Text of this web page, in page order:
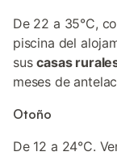
De 22 a 35°C,
piscina del
suscasas
meses de
Otoño
De 12 a 24°C.